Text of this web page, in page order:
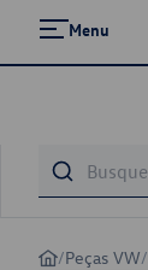
Menu
/Peças VW/